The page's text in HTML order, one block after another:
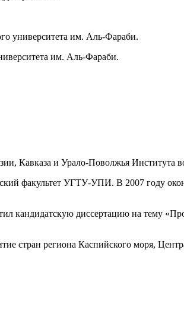
университета им. Аль-Фараби.
им. Аль-Фараби.
Кавказа и Урало-Поволжья Института
факультет УГТУ-УПИ. В 2007 году
кандидатскую диссертацию на тему
стран региона Каспийского моря,